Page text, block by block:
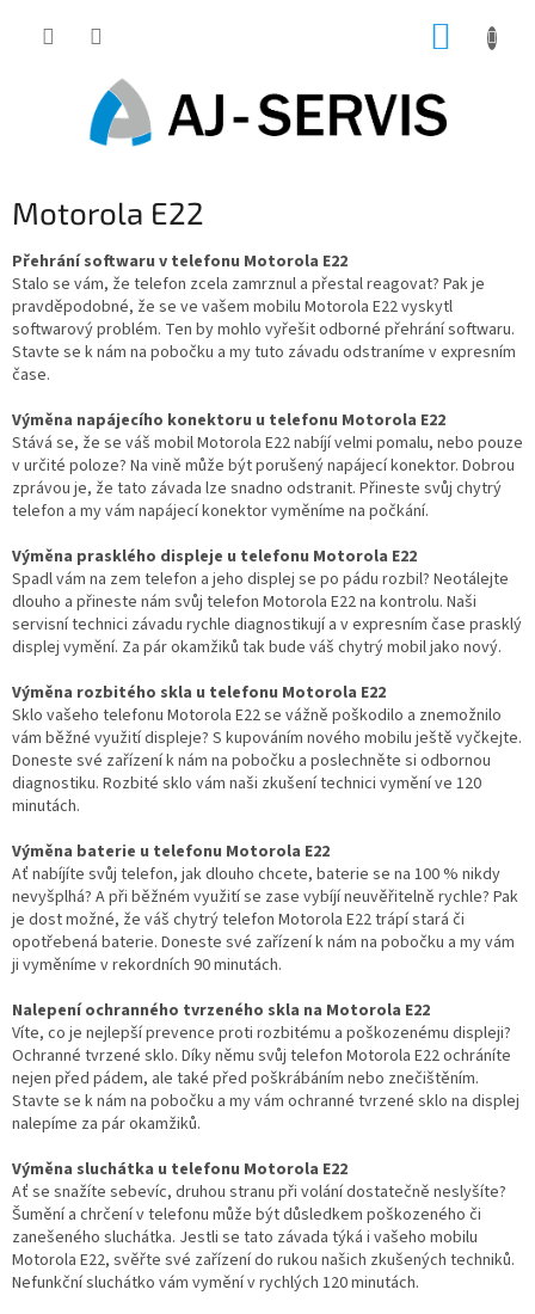
Motorola E22
Přehrání softwaru v telefonu Motorola E22
Stalo se vám, že telefon zcela zamrznul a přestal reagovat? Pak je
pravděpodobné, že se ve vašem mobilu Motorola E22 vyskytl
softwarový problém. Ten by mohlo vyřešit odborné přehrání softwaru.
Stavte se k nám na pobočku a my tuto závadu odstraníme v expresním
čase.
Výměna napájecího konektoru u telefonu Motorola E22
Stává se, že se váš mobil Motorola E22 nabíjí velmi pomalu, nebo pouze
v určité poloze? Na vině může být porušený napájecí konektor. Dobrou
zprávou je, že tato závada lze snadno odstranit. Přineste svůj chytrý
telefon a my vám napájecí konektor vyměníme na počkání.
Výměna prasklého displeje u telefonu Motorola E22
Spadl vám na zem telefon a jeho displej se po pádu rozbil? Neotálejte
dlouho a přineste nám svůj telefon Motorola E22 na kontrolu. Naši
servisní technici závadu rychle diagnostikují a v expresním čase prasklý
displej vymění. Za pár okamžiků tak bude váš chytrý mobil jako nový.
Výměna rozbitého skla u telefonu Motorola E22
Sklo vašeho telefonu Motorola E22 se vážně poškodilo a znemožnilo
vám běžné využití displeje? S kupováním nového mobilu ještě vyčkejte.
Doneste své zařízení k nám na pobočku a poslechněte si odbornou
diagnostiku. Rozbité sklo vám naši zkušení technici vymění ve 120
minutách.
Výměna baterie u telefonu Motorola E22
Ať nabíjíte svůj telefon, jak dlouho chcete, baterie se na 100 % nikdy
nevyšplhá? A při běžném využití se zase vybíjí neuvěřitelně rychle? Pak
je dost možné, že váš chytrý telefon Motorola E22 trápí stará či
opotřebená baterie. Doneste své zařízení k nám na pobočku a my vám
ji vyměníme v rekordních 90 minutách.
Nalepení ochranného tvrzeného skla na Motorola E22
Víte, co je nejlepší prevence proti rozbitému a poškozenému displeji?
Ochranné tvrzené sklo. Díky němu svůj telefon Motorola E22 ochráníte
nejen před pádem, ale také před poškrábáním nebo znečištěním.
Stavte se k nám na pobočku a my vám ochranné tvrzené sklo na displej
nalepíme za pár okamžiků.
Výměna sluchátka u telefonu Motorola E22
Ať se snažíte sebevíc, druhou stranu při volání dostatečně neslyšíte?
Šumění a chrčení v telefonu může být důsledkem poškozeného či
zanešeného sluchátka. Jestli se tato závada týká i vašeho mobilu
Motorola E22, svěřte své zařízení do rukou našich zkušených techniků.
Nefunkční sluchátko vám vymění v rychlých 120 minutách.